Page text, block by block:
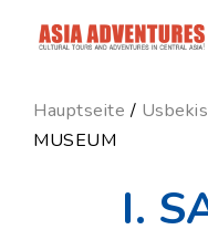
news_id
Hauptseite /
MUSEUM
I.